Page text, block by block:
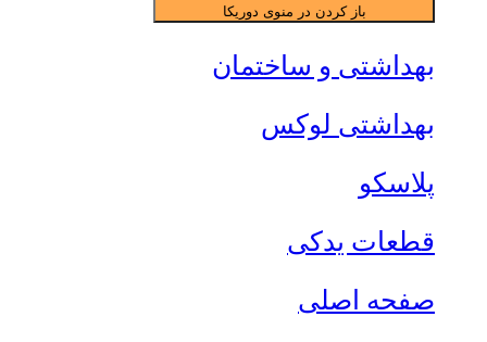
باز کردن در منوی دوریکا
بهداشتی و ساختمان
بهداشتی لوکس
پلاسکو
قطعات یدکی
صفحه اصلی